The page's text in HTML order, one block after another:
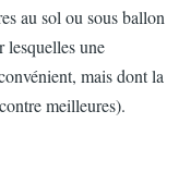
au sol ou sous ballon
lesquelles une
mais dont la
meilleures).